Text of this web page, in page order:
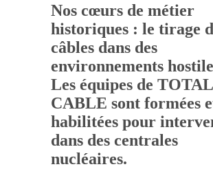
Nos cœurs de métier
historiques : le tirage
câbles dans des
environnements
Les équipes de TOTAL
CABLE sont formées
habilitées pour
dans des centrales
nucléaires.